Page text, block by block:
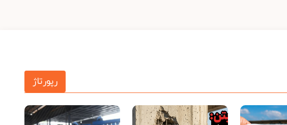
رپورتاژ